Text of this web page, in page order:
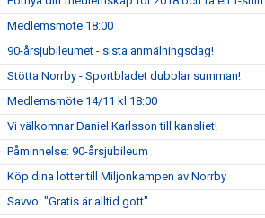
Medlemsmöte 18:00
90-årsjubileumet - sista anmälningsdag!
Stötta Norrby - Sportbladet dubblar summan!
Medlemsmöte 14/11 kl 18:00
Vi välkomnar Daniel Karlsson till kansliet!
Påminnelse: 90-årsjubileum
Köp dina lotter till Miljonkampen av Norrby
Savvo: "Gratis är alltid gott"